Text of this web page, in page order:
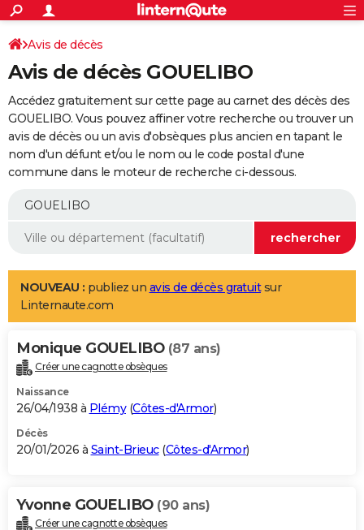
ACTUALITÉS
Politique
Société
Faits Divers
Education
Monde
Villes
+
SPORT
Coupe du monde 2026
Football
Tennis
Cyclisme
Rugby
Forum
Programme TV
TNT
Streaming
Cinéma
Sorties cinéma
Musique
+
FINANCE
Retraite
Epargne
Immobilier
Risques naturels par ville
Banque
Assurance
AUTO
Essais
Réserver un essai
Citadines
Berlines
SUV
Forum auto
+
Mobiles
Meilleur smartphone
Internet
Ordinateurs
Jeux vidéo
Guide high-tech
Aménagement intérieur
LIFESTYLE
Art de vivre
Bien-être
Loisirs
Mode
Modes de vie
Alimentation
Guide de la santé
Maladies
Médicaments
Sommeil
VOYAGE
Destinations
City break
Voyage nature
Voyage de noces
Forum
Climat
+PHOTO
GUIDES D'ACHAT
BONS PLANS
Carte de Noël
Carte Bonne année
Carte Saint-Valentin
Carte Pâques
Carte d'anniversaire
DICTIONNAIRE
Avis de décès
Avis de décès GOUELIBO
Accédez gratuitement sur cette page au carnet des décès des
GOUELIBO. Vous pouvez affiner votre recherche ou trouver un
avis de décès ou un avis d'obsèques plus ancien en tapant le
nom d'un défunt et/ou le nom ou le code postal d'une
commune dans le moteur de recherche ci-dessous.
NOUVEAU : publiez un avis de décès gratuitsur
Linternaute.com
Monique GOUELIBO (87 ans)
Créer une cagnotte obsèques
Naissance
26/04/1938 à Plémy(Côtes-d'Armor)
Décès
20/01/2026 à Saint-Brieuc(Côtes-d'Armor)
Yvonne GOUELIBO (90 ans)
Créer une cagnotte obsèques